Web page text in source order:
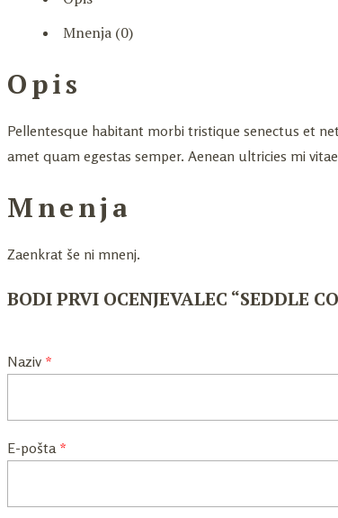
Mnenja (0)
Opis
Pellentesque habitant morbi tristique senectus et
amet quam egestas semper. Aenean ultricies mi
Mnenja
Zaenkrat še ni mnenj.
BODI PRVI OCENJEVALEC “SEDDLE
Naziv *
E-pošta *